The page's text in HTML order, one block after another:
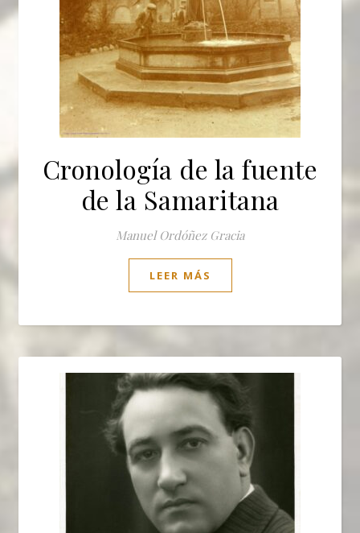
Cronología de la fuente
de la Samaritana
Manuel Ordóñez Gracia
LEER MÁS